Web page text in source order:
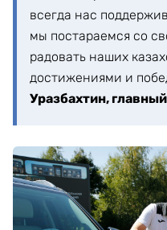
всегда нас
мы постараемся со
радовать наших
достижениями и
Уразбахтин,